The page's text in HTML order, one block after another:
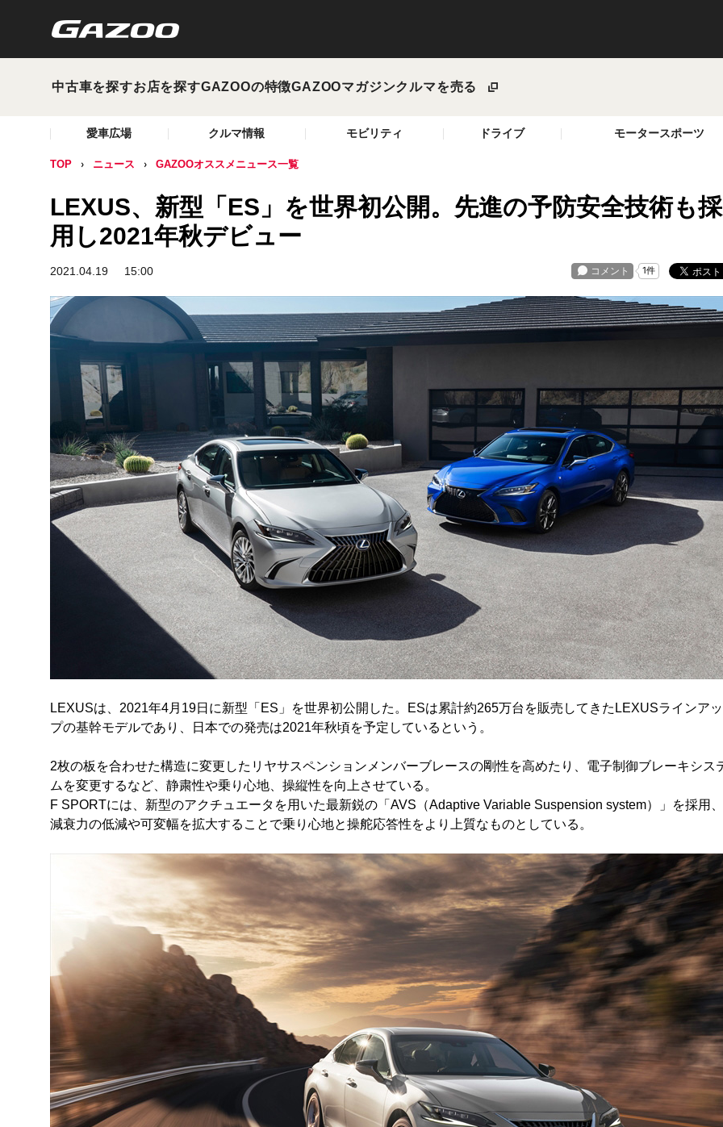
中古車を探すお店を探すGAZOOの特徴GAZOOマガジンクルマを売る
愛車広場 クルマ情報 モビリティ ドライブ モータースポーツ
TOP ニュース GAZOOオススメニュース一覧
LEXUS、新型「ES」を世界初公開。先進の予防安全技術も採
用し2021年秋デビュー
2021.04.19 15:00
LEXUSは、2021年4月19日に新型「ES」を世界初公開した。ESは累計約265万台を販売してきたLEXUSラインアッ
プの基幹モデルであり、日本での発売は2021年秋頃を予定しているという。
2枚の板を合わせた構造に変更したリヤサスペンションメンバーブレースの剛性を高めたり、電子制御ブレーキシス
ムを変更するなど、静粛性や乗り心地、操縦性を向上させている。
F SPORTには、新型のアクチュエータを用いた最新鋭の「AVS（Adaptive Variable Suspension system）」を採用、
減衰力の低減や可変幅を拡大することで乗り心地と操舵応答性をより上質なものとしている。